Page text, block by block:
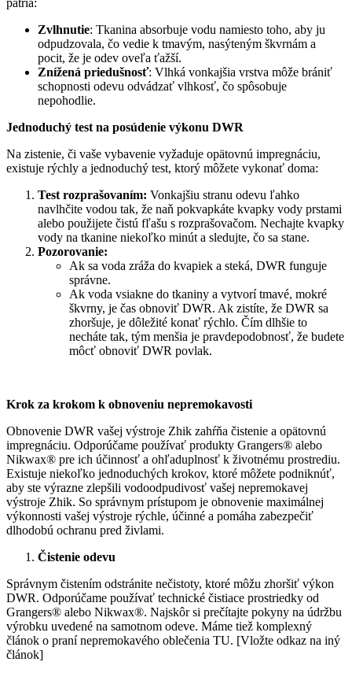
patria:
Zvlhnutie: Tkanina absorbuje vodu namiesto toho, aby ju
odpudzovala, čo vedie k tmavým, nasýteným škvrnám a
pocit, že je odev oveľa ťažší.
Znížená priedušnosť: Vlhká vonkajšia vrstva môže brániť
schopnosti odevu odvádzať vlhkosť, čo spôsobuje
nepohodlie.
Jednoduchý test na posúdenie výkonu DWR
Na zistenie, či vaše vybavenie vyžaduje opätovnú impregnáciu,
existuje rýchly a jednoduchý test, ktorý môžete vykonať doma:
Test rozprašovaním: Vonkajšiu stranu odevu ľahko
navlhčite vodou tak, že naň pokvapkáte kvapky vody prstami
alebo použijete čistú fľašu s rozprašovačom. Nechajte kvapky
vody na tkanine niekoľko minút a sledujte, čo sa stane.
Pozorovanie:
Ak sa voda zráža do kvapiek a steká, DWR funguje
správne.
Ak voda vsiakne do tkaniny a vytvorí tmavé, mokré
škvrny, je čas obnoviť DWR. Ak zistíte, že DWR sa
zhoršuje, je dôležité konať rýchlo. Čím dlhšie to
necháte tak, tým menšia je pravdepodobnosť, že budete
môcť obnoviť DWR povlak.
Krok za krokom k obnoveniu nepremokavosti
Obnovenie DWR vašej výstroje Zhik zahŕňa čistenie a opätovnú
impregnáciu. Odporúčame používať produkty Grangers® alebo
Nikwax® pre ich účinnosť a ohľaduplnosť k životnému prostrediu.
Existuje niekoľko jednoduchých krokov, ktoré môžete podniknúť,
aby ste výrazne zlepšili vodoodpudivosť vašej nepremokavej
výstroje Zhik. So správnym prístupom je obnovenie maximálnej
výkonnosti vašej výstroje rýchle, účinné a pomáha zabezpečiť
dlhodobú ochranu pred živlami.
Čistenie odevu
Správnym čistením odstránite nečistoty, ktoré môžu zhoršiť výkon
DWR. Odporúčame používať technické čistiace prostriedky od
Grangers® alebo Nikwax®. Najskôr si prečítajte pokyny na údržbu
výrobku uvedené na samotnom odeve. Máme tiež komplexný
článok o praní nepremokavého oblečenia TU. [Vložte odkaz na iný
článok]